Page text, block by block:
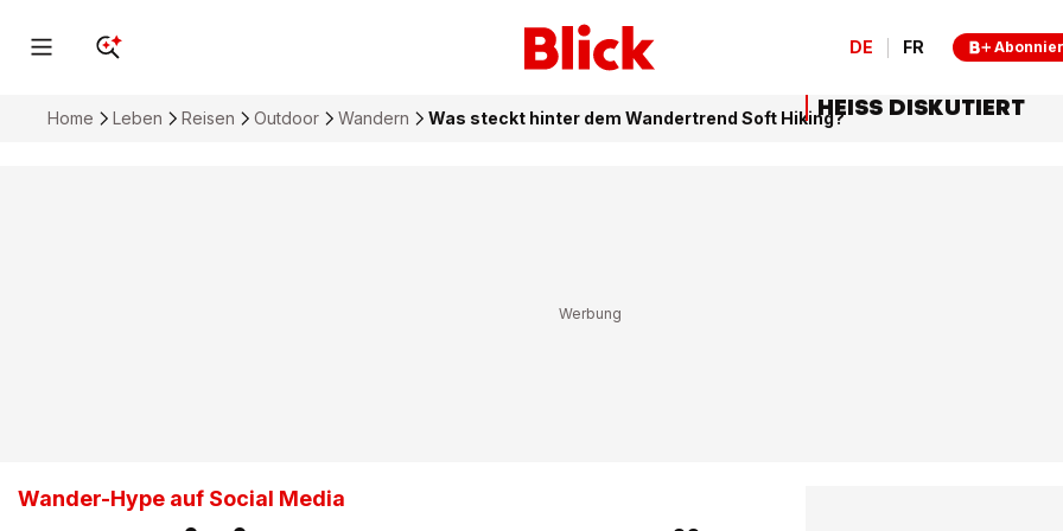
DE FR
Home Leben Reisen Outdoor Wandern Was steckt hinter dem Wandertrend Soft Hiking?
Wander-Hype auf Social Media
HEISS DISKUTIERT